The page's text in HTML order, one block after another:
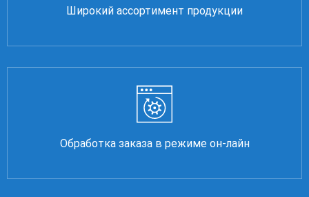
Широкий ассортимент продукции
Обработка заказа в режиме он-лайн